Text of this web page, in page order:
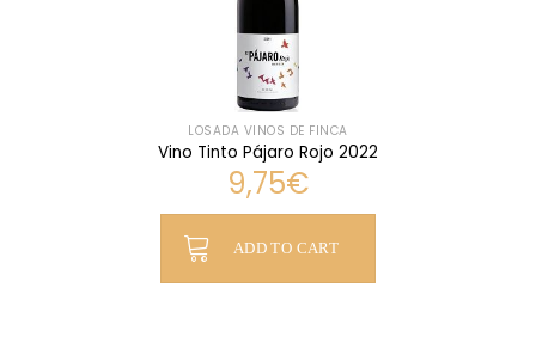
LOSADA VINOS DE FINCA
Vino Tinto Pájaro Rojo 2022
9,75€
ADD TO CART